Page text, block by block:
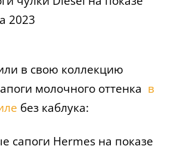
в свою коллекцию
молочного оттенка в
без каблука: